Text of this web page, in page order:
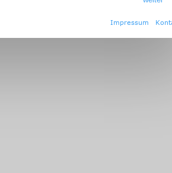
Impressum